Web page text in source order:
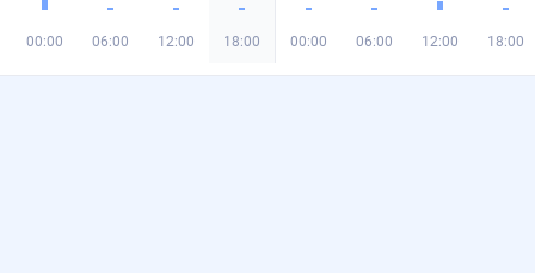
00:00 06:00 12:00 18:00 00:00 06:00 12:00 18:00